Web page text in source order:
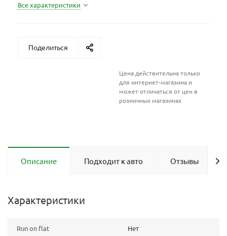
Все характеристики
Поделиться
Цена действительна только
для интернет-магазина и
может отличаться от цен в
розничных магазинах
Описание Подходит к авто Отзывы
Характеристики
Run on flat Нет